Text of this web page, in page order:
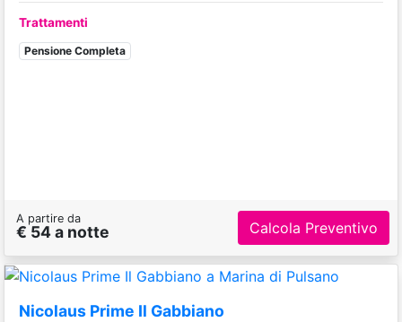
Trattamenti
Pensione Completa
A partire da
€ 54 a notte Calcola Preventivo
Nicolaus Prime Il Gabbiano